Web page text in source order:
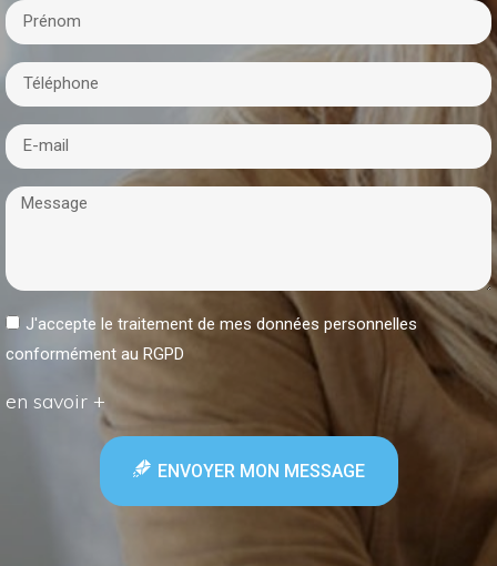
J'accepte le traitement de mes données personnelles
conformément au RGPD
en savoir +
ENVOYER MON MESSAGE